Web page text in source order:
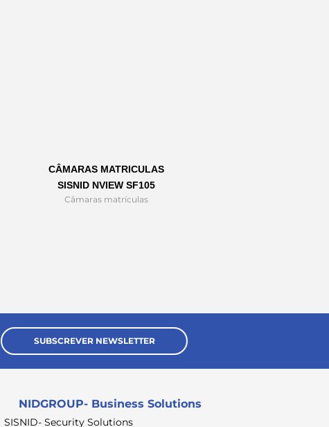
CÂMARAS MATRICULAS
SISNID NVIEW SF105
Câmaras matrículas
SUBSCREVER NEWSLETTER
NIDGROUP- Business Solutions
SISNID- Security Solutions